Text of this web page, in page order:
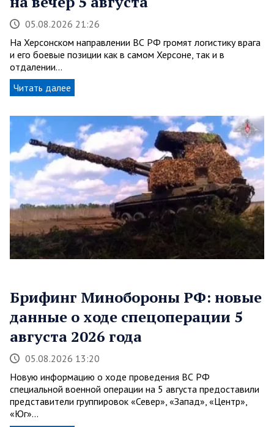
05.08.2026 21:26
На Херсонском направлении ВС РФ громят логистику врага
и его боевые позиции как в самом Херсоне, так и в
отдалении…
Читать далее
Брифинг Минобороны РФ: новые
данные о ходе спецоперации 5
августа 2026 года
05.08.2026 13:20
Новую информацию о ходе проведения ВС РФ
специальной военной операции на 5 августа предоставили
представители группировок «Север», «Запад», «Центр»,
«Юг»…